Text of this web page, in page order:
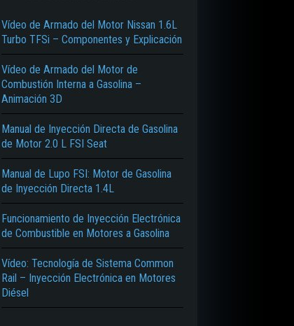
Vídeo de Armado del Motor Nissan 1.6L
Turbo TFSi – Componentes y Explicación
Vídeo de Armado del Motor de
Combustión Interna a Gasolina –
Animación 3D
Manual de Inyección Directa de Gasolina
de Motor 2.0 L FSI Seat
Manual de Lupo FSI: Motor de Gasolina
de Inyección Directa 1.4L
Funcionamiento de Inyección Electrónica
de Combustible en Motores a Gasolina
Vídeo: Tecnología de Sistema Common
Rail – Inyección Electrónica en Motores
Diésel